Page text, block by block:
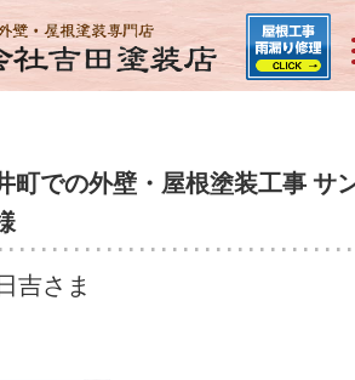
町での外壁・屋根塗装工事 サ
吉さま